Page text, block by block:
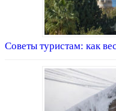
Советы туристам: как